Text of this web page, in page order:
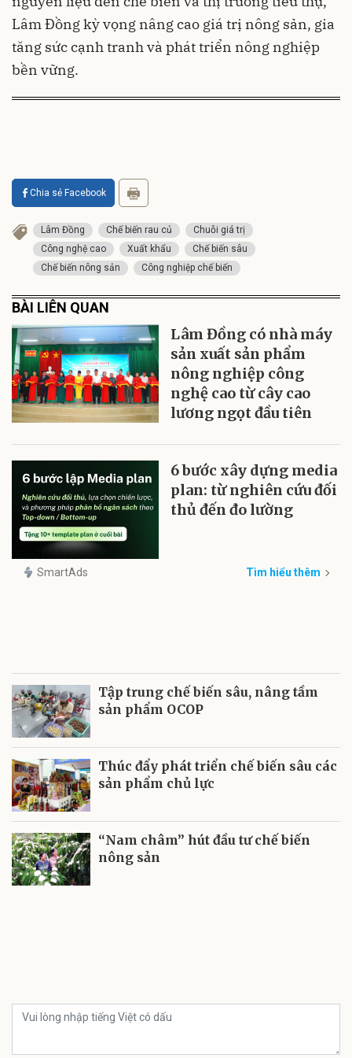
Lâm Đồng kỳ vọng nâng cao giá trị nông sản, gia
tăng sức cạnh tranh và phát triển nông nghiệp
bền vững.
Chia sẻ Facebook
Lâm Đồng Chế biến rau củ
Chuỗi giá trị
Công nghệ cao
Xuất khẩu
Chế biến sâu
Chế biến nông sản
Công nghiệp chế biến
BÀI LIÊN QUAN
Lâm Đồng có nhà máy
sản xuất sản phẩm
nông nghiệp công
nghệ cao từ cây cao
lương ngọt đầu tiên
6 bước xây dựng media
plan: từ nghiên cứu đối
thủ đến đo lường
SmartAds Tìm hiểu thêm
Tập trung chế biến sâu, nâng tầm
sản phẩm OCOP
Thúc đẩy phát triển chế biến sâu các
sản phẩm chủ lực
“Nam châm” hút đầu tư chế biến
nông sản